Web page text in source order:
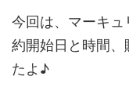
今回は、マーキ
約開始日と時間、
たよ♪